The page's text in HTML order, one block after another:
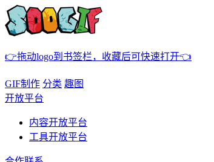
👉拖动logo到书签栏，收藏后可快速打开👈
GIF制作 分类 趣图
开放平台
内容开放平台
工具开放平台